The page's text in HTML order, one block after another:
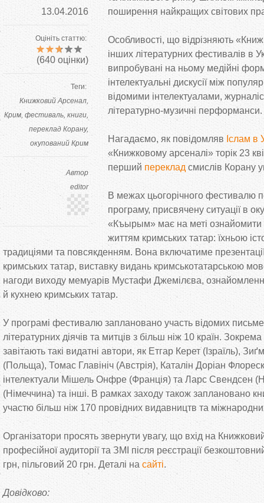
13.04.2016
Оцініть статтю:
(640 оцінки)
Теги:
Книжковий Арсенал
Крим фестиваль книги
переклад Корану
окупований Крим
Автор
editor
поширення найкращих світових
Особливості, що відрізняють
інших літературних фестивалів в
випробувані на ньому медійні
інтелектуальні дискусії між
відомими інтелектуалами,
літературно-музичні перформанси.
Нагадаємо, як повідомляв Іслам в
«Книжковому арсеналі» торік 23
перший переклад смислів Корану
В межах цьогорічного фестивалю
програму, присвячену ситуації в
«Къырым» має на меті ознайомити
життям кримських татар: їхньою
традиціями та повсякденням. Вона включатиме
кримських татар, виставку видань кримськотатарською
нагоди виходу мемуарів Мустафи Джемілєва,
й кухнею кримських татар.
У програмі фестивалю заплановано участь відомих
літературних діячів та митців з більш ніж 10 країн.
завітають такі видатні автори, як Етгар Керет (Ізраїль),
(Польща), Томас Главініч (Австрія), Каталін Доріан
інтелектуали Мішель Онфре (Франція) та Ларс Свендсен
(Німеччина) та інші. В рамках заходу також заплановано
участю більш ніж 170 провідних видавництв та
Організатори просять звернути увагу, що вхід на
професійної аудиторії та ЗМІ після реєстрації
грн, пільговий 20 грн. Деталі на сайті.
Довідково: